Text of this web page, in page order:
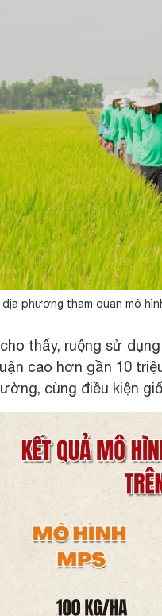
địa phương tham quan mô
thấy, ruộng sử
cao hơn gần 10
cùng điều kiện